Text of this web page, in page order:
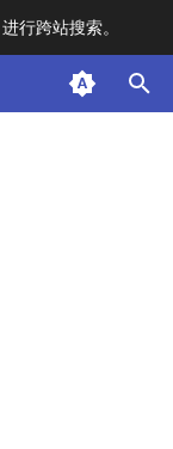
进行跨站搜索。